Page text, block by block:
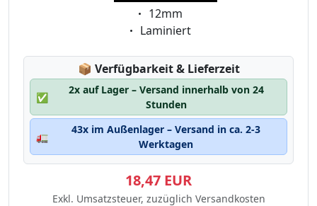
Eigenschaft:
12mm
Eigenschaft:
Laminiert
📦 Lagerstatus:
Verfügbarkeit & Lieferzeit
✅
2x auf Lager – Versand innerhalb von 24
Stunden
🚛
43x im Außenlager – Versand in ca. 2-3
Werktagen
18,47 EUR
Exkl. Umsatzsteuer, zuzüglich Versandkosten